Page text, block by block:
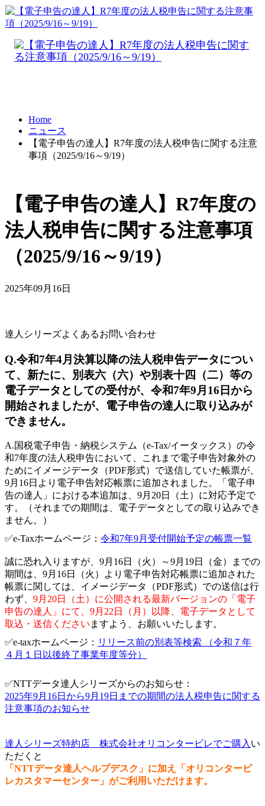
Home
ニュース
【電子申告の達人】R7年度の法人税申告に関する注意
事項（2025/9/16～9/19）
【電子申告の達人】R7年度の
法人税申告に関する注意事項
（2025/9/16～9/19）
2025年09月16日
達人シリーズよくあるお問い合わせ
Q.令和7年4月決算以降の法人税申告データについ
て、新たに、別表六（六）や別表十四（二）等の
電子データとしての受付が、令和7年9月16日から
開始されましたが、電子申告の達人に取り込みが
できません。
A.国税電子申告・納税システム（e-Tax/イータックス）の令
和7年度の法人税申告において、これまで電子申告対象外の
ためにイメージデータ（PDF形式）で送信していた帳票が、
9月16日より電子申告対応帳票に追加されました。
「電子申
告の達人」における本追加は、9月20日（土）に対応予定で
す。（それまでの期間は、電子データとしての取り込みでき
ません。）
✅e-Taxホームページ： 令和7年9月受付開始予定の帳票一覧
誠に恐れ入りますが、9月16日（火）～9月19日（金）までの
期間は、9月16日（火）より電子申告対応帳票に追加された
帳票に関しては、イメージデータ（PDF形式）での送信は行
わず、 9月20日（土）に公開される最新バージョンの「電子
申告の達人」にて、9月22日（月）以降、電子データとして
取込・送信ください ますよう、お願いいたします。
✅e-taxホームページ： リリース前の別表等検索 （令和７年
４月１日以後終了事業年度等分）
✅NTTデータ達人シリーズからのお知らせ：
2025年9月16日から9月19日までの期間の法人税申告に関する
注意事項のお知らせ
達人シリーズ特約店 株式会社オリコンタービレでご購入 い
ただくと
「NTTデータ達人ヘルプデスク」に加え「オリコンタービ
レカスタマーセンター」がご利用いただけます。